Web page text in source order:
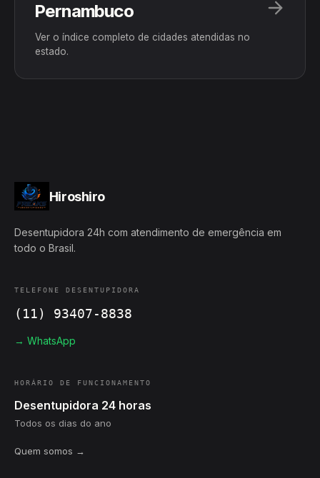
Pernambuco
Ver o índice completo de cidades atendidas no
estado.
Hiroshiro
Desentupidora 24h com atendimento de emergência em
todo o Brasil.
TELEFONE DESENTUPIDORA
(11) 93407-8838
→ WhatsApp
HORÁRIO DE FUNCIONAMENTO
Desentupidora 24 horas
Todos os dias do ano
Quem somos →